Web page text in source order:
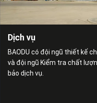
Dịch vụ
BAODU có đội ngũ thiết kế
và đội ngũ Kiểm tra chất
bảo dịch vụ.